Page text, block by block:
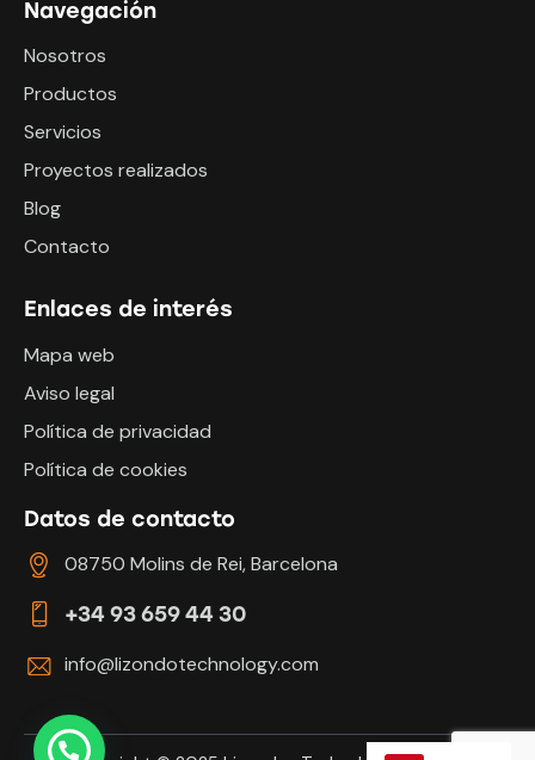
Navegación
Nosotros
Productos
Servicios
Proyectos realizados
Blog
Contacto
Enlaces de interés
Mapa web
Aviso legal
Política de privacidad
Política de cookies
Datos de contacto
08750 Molins de Rei, Barcelona
+34 93 659 44 30
info@lizondotechnology.com